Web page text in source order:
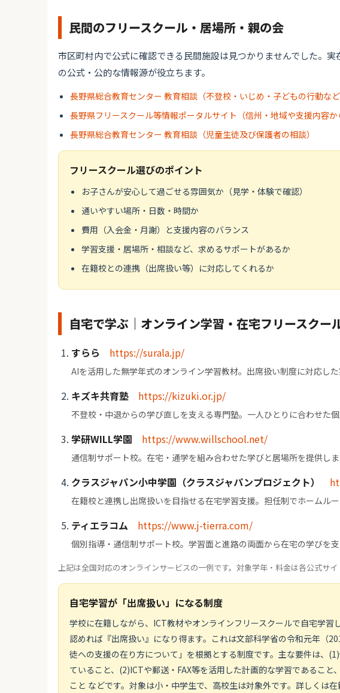
民間のフリースクール・居場所・親の会
市区町村内で公式に確認できる民間施設は見つかりませんでした。
の公式・公的な情報源が役立ちます。
長野県総合教育センター 教育相談（不登校・いじめ・子どもの行動など
長野県フリースクール等情報ポータルサイト（信州・地域や支援内容か
長野県総合教育センター 教育相談（児童生徒及び保護者の相談）
フリースクール選びのポイント
お子さんが安心して過ごせる雰囲気か（見学・体験で確認）
通いやすい場所・日数・時間か
費用（入会金・月謝）と支援内容のバランス
学習支援・居場所・相談など、求めるサポートがあるか
在籍校との連携（出席扱い等）に対応してくれるか
自宅で学ぶ｜オンライン学習・在宅フリースクー
すらら https://surala.jp/
AIを活用した無学年式のオンライン学習教材。出席扱い制度に対応した
キズキ共育塾 https://kizuki.or.jp/
不登校・中退からの学び直しを支える専門塾。一人ひとりに合わせた個
学研WILL学園 https://www.willschool.net/
通信制サポート校。在宅・通学を組み合わせた学びと居場所を提供しま
クラスジャパン小中学園（クラスジャパンプロジェクト）
在籍校と連携し出席扱いを目指せる在宅学習支援。担任制でホームルー
ティエラコム https://www.j-tierra.com/
個別指導・通信制サポート校。学習面と進路の両面から在宅の学びを支
上記は全国対応のオンラインサービスの一例です。対象学年・料金は各公式サイ
自宅学習が「出席扱い」になる制度
学校に在籍しながら、ICT教材やオンラインフリースクールで自宅学習
認めれば『出席扱い』になり得ます。これは文部科学省の令和元年（
徒への支援の在り方について」を根拠とする制度です。主な要件は、
ていること、(2)ICTや郵送・FAX等を活用した計画的な学習であること
こと などです。対象は小・中学生で、高校生は対象外です。詳しくは